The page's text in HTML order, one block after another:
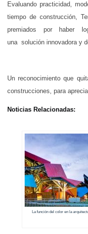
Evaluando practicidad,
tiempo de construcción,
premiados por haber
una solución innovadora y
Un reconocimiento que
construcciones, para
Noticias Relacionadas:
La función del color en la